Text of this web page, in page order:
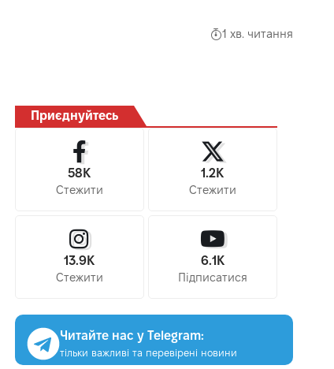
1 хв. читання
Приєднуйтесь
58K
Стежити
1.2K
Стежити
13.9K
Стежити
6.1K
Підписатися
Читайте нас у Telegram:
тільки важливі та перевірені новини